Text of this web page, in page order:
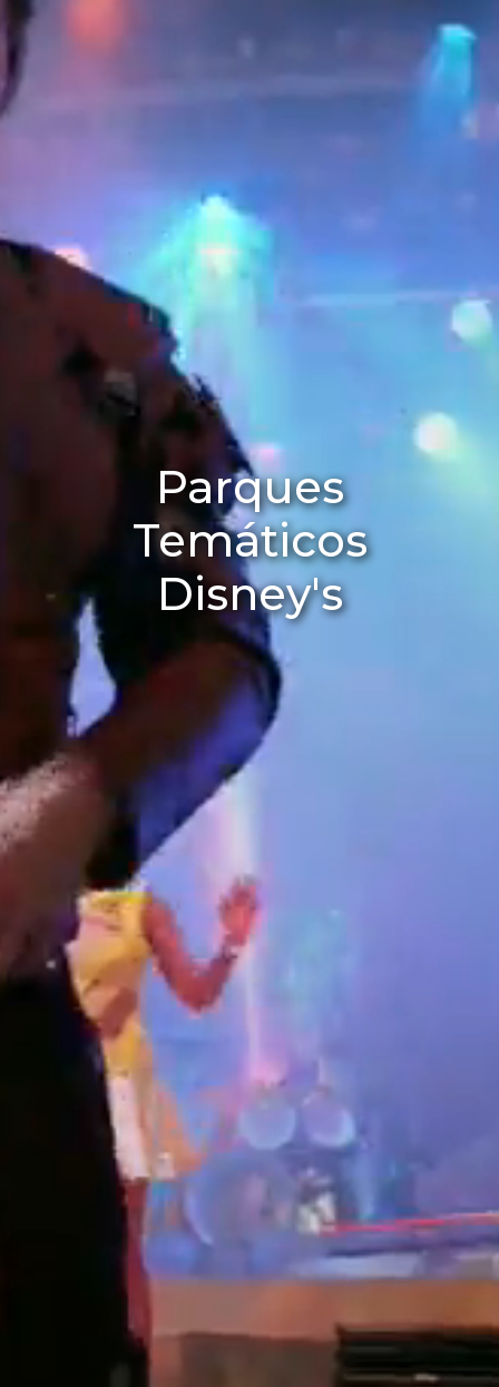
Parques
Temáticos
Disney's